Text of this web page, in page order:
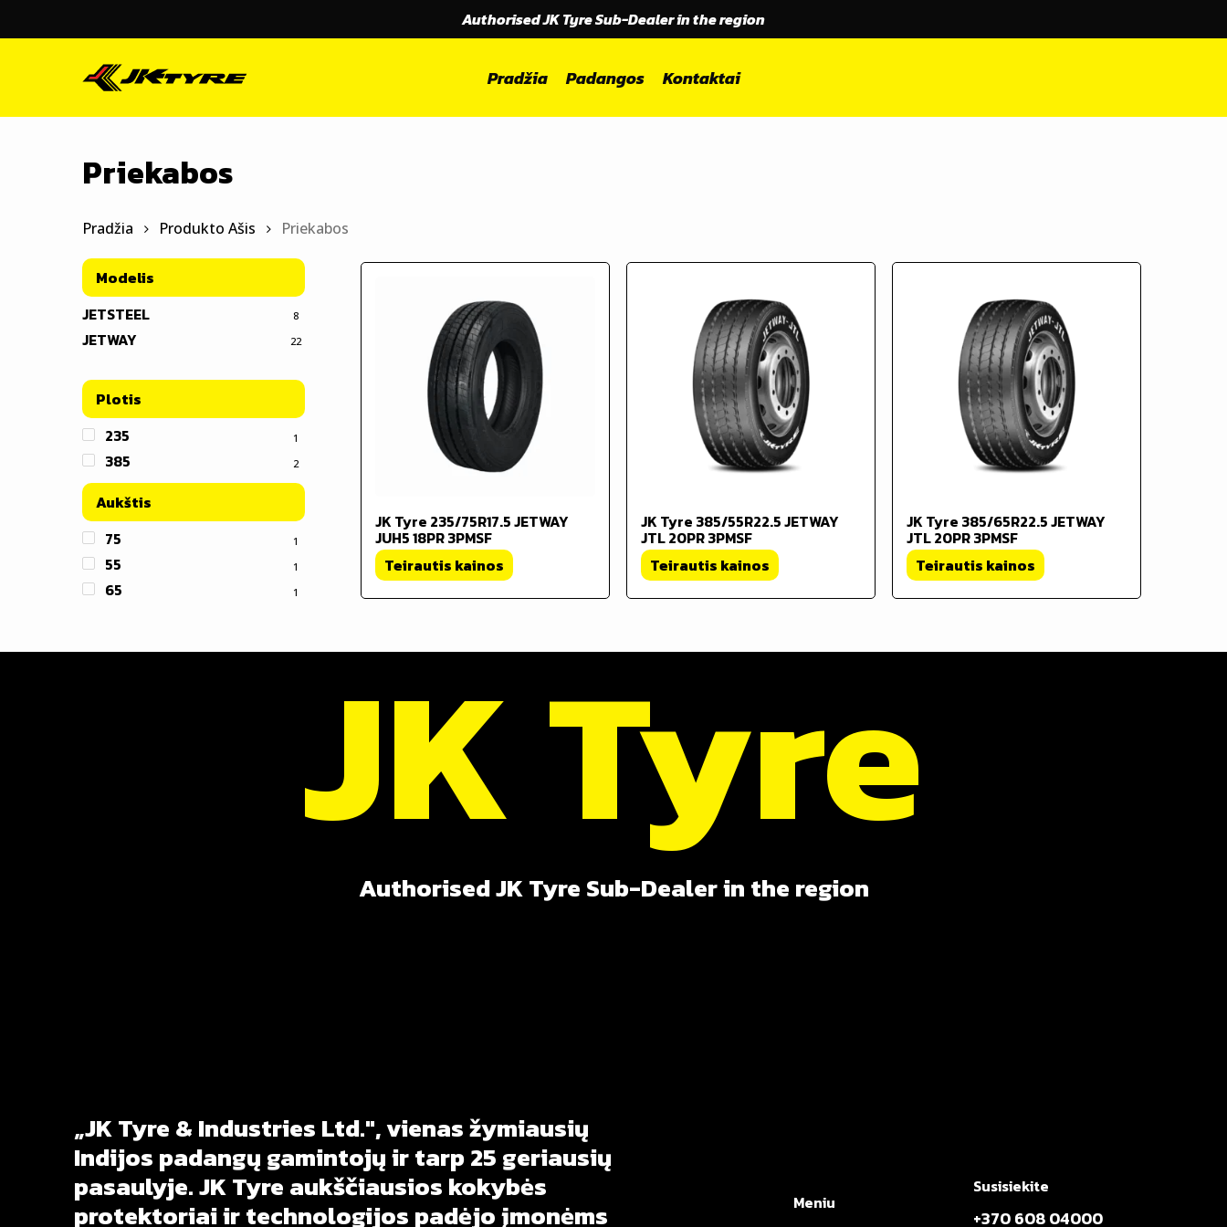
Authorised JK Tyre Sub-Dealer in the region
Pradžia Padangos Kontaktai
Priekabos
Pradžia Produkto Ašis Priekabos
Modelis
JETSTEEL
8
JETWAY 22
Plotis
235
1
385 2
Aukštis
75
1
55 1
65 1
JK Tyre 235/75R17.5 JETWAY
JUH5 18PR 3PMSF
Teirautis kainos
JK Tyre 385/55R22.5 JETWAY
JTL 20PR 3PMSF
Teirautis kainos
JK Tyre 385/65R22.5 JETWAY
JTL 20PR 3PMSF
Teirautis kainos
JK Tyre
Authorised JK Tyre Sub-Dealer in the region
„JKTyre&IndustriesLtd.",vienasžymiausių
Indijospadangųgamintojųirtarp25geriausių
pasaulyje.JKTyreaukščiausioskokybės
protektoriaiirtechnologijospadėjoįmonėms Meniu
Susisiekite
+370 608 04000